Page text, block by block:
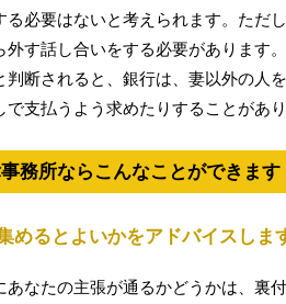
る必要はないと考えられます。ただ
外す話し合いをする必要があります
判断されると、銀行は、妻以外の人
支払うよう求めたりすることがあり
務所ならこんなことができます
めるとよいかをアドバイスしま
あなたの主張が通るかどうかは、裏